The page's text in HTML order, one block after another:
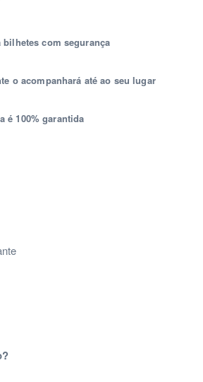
bilhetes com segurança
o acompanhará até ao seu lugar
é 100% garantida